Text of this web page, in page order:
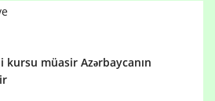
müasir Azərbaycanın